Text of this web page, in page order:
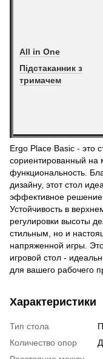
All in One
Підстаканник з
тримачем
Ergo Place Basic - это
сориентированный на
функциональность.
дизайну, этот стол
эффективное решение
Устойчивость в
регулировки высоты
стильным, но и
напряженной игры.
игровой стол -
для вашего рабочего
Характеристики
Тип стола
Количество опор